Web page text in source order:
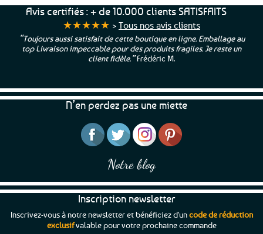
Avis certifiés : + de 10.000 clients SATISFAITS
★★★★★ > Tous nos avis clients
“Toujours aussi satisfait de cette boutique en ligne. Emballage au
top Livraison impeccable pour des produits fragiles. Je reste un
client fidèle.”Frédéric M.
N’en perdez pas une miette
Notre blog
Inscription newsletter
Inscrivez-vous à notre newsletter et bénéficiez d'uncode de réduction
exclusifvalable pour votre prochaine commande